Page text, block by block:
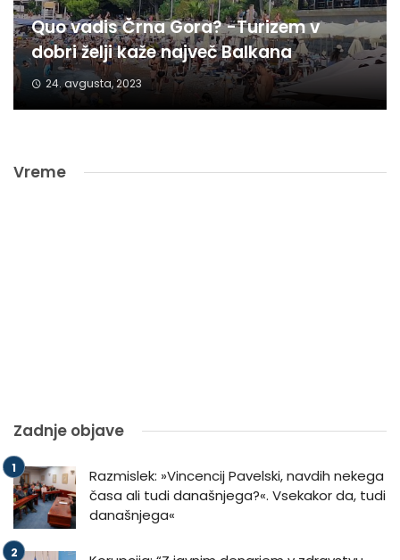
Quo vadis Črna Gora? -Turizem v
dobri želji kaže največ Balkana
24. avgusta, 2023
Vreme
Zadnje objave
Razmislek: »Vincencij Pavelski, navdih nekega
časa ali tudi današnjega?«. Vsekakor da, tudi
današnjega«